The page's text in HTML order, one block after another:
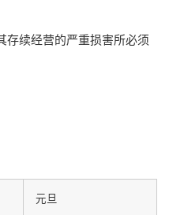
存续经营的严重损害所必须
元旦